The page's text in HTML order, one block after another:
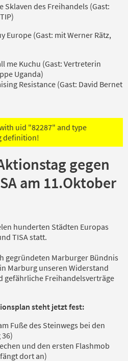
Sklaven des Freihandels (Gast:
Europe (Gast: mit Werner Rätz,
me Kuchu (Gast: Vertreterin
Uganda)
Resistance (Gast: David Bernet
uid "82287" and type
definition!
gegen
am 11.Oktober
hunderten Städten Europas
TISA statt.
gegründeten Marburger Bündnis
Marburg unseren Widerstand
gefährliche Freihandelsverträge
steht jetzt fest:
Fuße des Steinwegs bei den
und den ersten Flashmob
dort an)